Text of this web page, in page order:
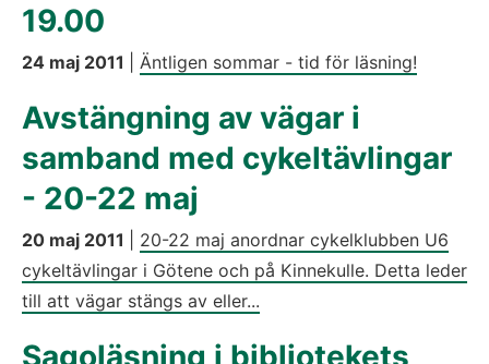
19.00
24 maj 2011 Äntligen sommar - tid för läsning!
Avstängning av vägar i
samband med cykeltävlingar
- 20-22 maj
20 maj 2011
20-22 maj anordnar cykelklubben U6
cykeltävlingar i Götene och på Kinnekulle. Detta leder
till att vägar stängs av eller...
Sagoläsning i bibliotekets